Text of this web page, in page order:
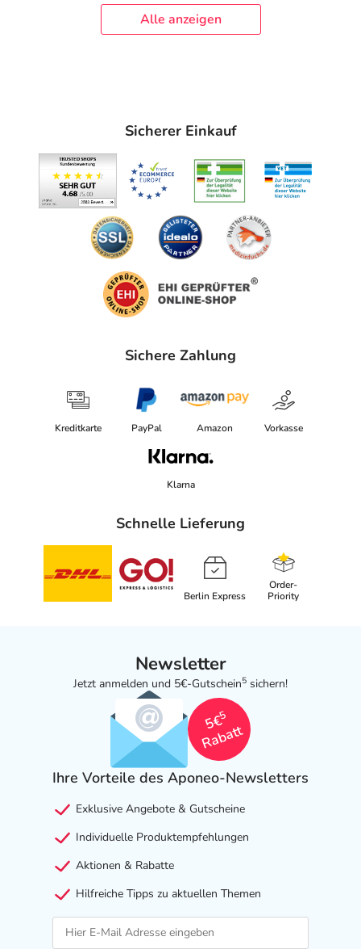
Alle anzeigen
Sicherer Einkauf
Sichere Zahlung
Kreditkarte PayPal Amazon Vorkasse
Klarna
Schnelle Lieferung
Berlin Express
Order-
Priority
Newsletter
Jetzt anmelden und 5€-Gutschein5 sichern!
5€
5
Rabatt
Ihre Vorteile des Aponeo-Newsletters
Exklusive Angebote & Gutscheine
Individuelle Produktempfehlungen
Aktionen & Rabatte
Hilfreiche Tipps zu aktuellen Themen